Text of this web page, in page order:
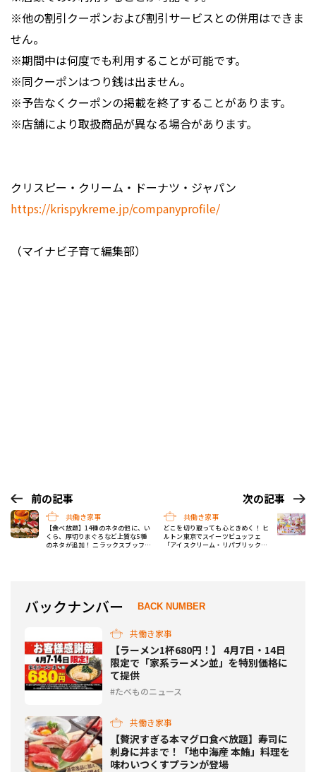
※他の割引クーポンおよび割引サービスとの併用はできま
せん。
※期間中は何度でも利用することが可能です。
※同クーポンはつり銭は出ません。
※予告なくクーポンの掲載を終了することがあります。
※店舗により取扱商品が異なる場合があります。
クリスピー・クリーム・ドーナツ・ジャパン
https://krispykreme.jp/companyprofile/
（マイナビ子育て編集部）
前の記事
共働き家事
【食べ放題】14種のネタの他に、い
くら、厚切りまぐろなど上質な5種
のネタが追加！ ニラックスブッフェ
次の記事
共働き家事
どこを切り取っても心ときめく！ ヒ
ルトン東京でスイーツビュッフェ
「アイスクリーム・リパブリック」
バックナンバー BACK NUMBER
共働き家事
【ラーメン1杯680円！】 4月7日・14日
限定で「家系ラーメン並」を特別価格に
て提供
たべものニュース
共働き家事
【贅沢すぎる本マグロ食べ放題】寿司に
刺身に丼まで！「地中海産 本鮪」料理を
味わいつくすプランが登場